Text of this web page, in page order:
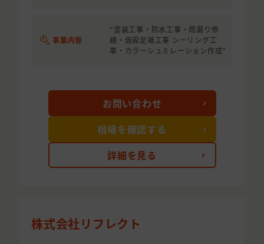
事業内容
"塗装工事・防水工事・雨漏り修
繕・仮設足場工事 シーリング工
事・カラーシュミレーション作成"
詳細を見る
お問い合わせ
相場を確認する
株式会社リフレクト